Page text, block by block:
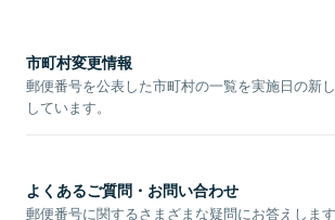
市町村変更情報
郵便番号を公表した市町村の一覧を実施日の新
しています。
よくあるご質問・お問い合わせ
郵便番号に関するさまざまな疑問にお答えします